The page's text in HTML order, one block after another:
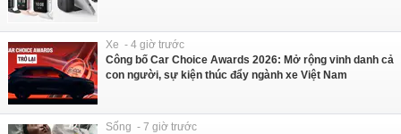
Xe - 4 giờ trước
Công bố Car Choice Awards 2026: Mở rộng vinh danh cả
con người, sự kiện thúc đẩy ngành xe Việt Nam
Sống - 7 giờ trước